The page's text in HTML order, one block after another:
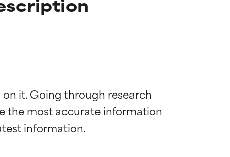
it. Going through research
the most accurate information